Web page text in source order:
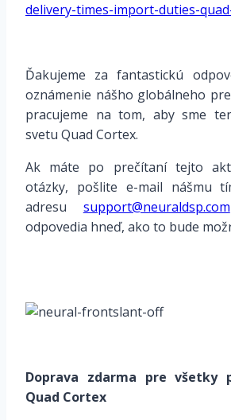
delivery-times-import-duties-
Ďakujeme za fantastickú
oznámenie nášho globálneho
pracujeme na tom, aby sme
svetu Quad Cortex.
Ak máte po prečítaní tejto
otázky, pošlite e-mail nášmu
adresu support@neuraldsp.com
odpovedia hneď, ako to bude
Doprava zdarma pre všetky
Quad Cortex